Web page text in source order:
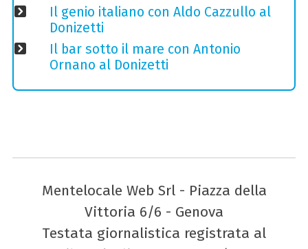
Il genio italiano con Aldo Cazzullo al
Donizetti
Il bar sotto il mare con Antonio
Ornano al Donizetti
Mentelocale Web Srl - Piazza della
Vittoria 6/6 - Genova
Testata giornalistica registrata al